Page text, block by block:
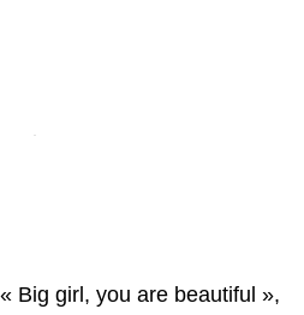
Big girl, you are beautiful »,